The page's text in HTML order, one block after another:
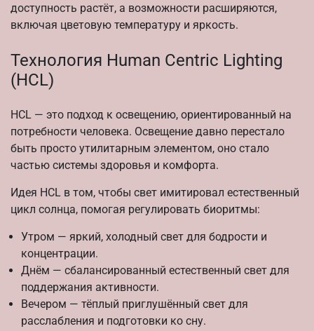
доступность растёт, а возможности расширяются,
включая цветовую температуру и яркость.
Технология Human Centric Lighting
(HCL)
HCL — это подход к освещению, ориентированный на
потребности человека. Освещение давно перестало
быть просто утилитарным элементом, оно стало
частью системы здоровья и комфорта.
Идея HCL в том, чтобы свет имитировал естественный
цикл солнца, помогая регулировать биоритмы:
Утром — яркий, холодный свет для бодрости и
концентрации.
Днём — сбалансированный естественный свет для
поддержания активности.
Вечером — тёплый приглушённый свет для
расслабления и подготовки ко сну.